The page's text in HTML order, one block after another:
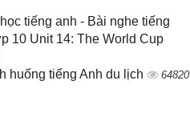
tiếng anh - Bài nghe tiếng
10 Unit 14: The World Cup
huống tiếng Anh du lịch 64820